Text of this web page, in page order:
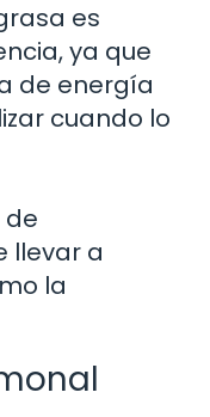
es
ya que
de energía
cuando lo
de
llevar a
la